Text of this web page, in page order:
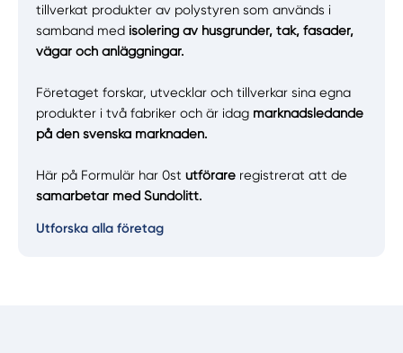
Manuellt Få hjälp
tillverkat produkter av polystyren som används i
samband med isolering av husgrunder, tak, fasader,
vägar och anläggningar.
Företaget forskar, utvecklar och tillverkar sina egna
produkter i två fabriker och är idag marknadsledande
på den svenska marknaden.
Här på Formulär har 0stutförare registrerat att de
samarbetar med Sundolitt.
Utforska alla företag